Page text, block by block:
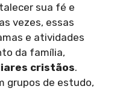
sua fé e
vezes, essas
e atividades
da família,
cristãos.
grupos de estudo,